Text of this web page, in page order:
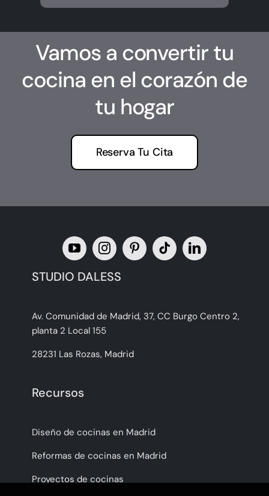
Vamos a convertir tu
cocina en el corazón de
tu hogar
Reserva Tu Cita
STUDIO DALESS
Av. Comunidad de Madrid, 37, CC Burgo Centro 2,
planta 2 Local 155
28231 Las Rozas, Madrid
Recursos
Diseño de cocinas en Madrid
Reformas de cocinas en Madrid
Proyectos de cocinas